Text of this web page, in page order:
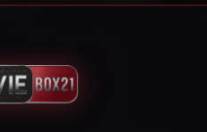
Indonesia,
States
2025
Matt
Lai